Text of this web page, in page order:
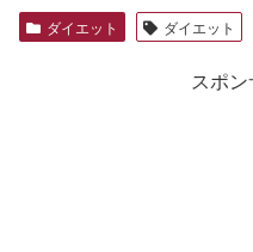
ダイエット ダイエット
スポ